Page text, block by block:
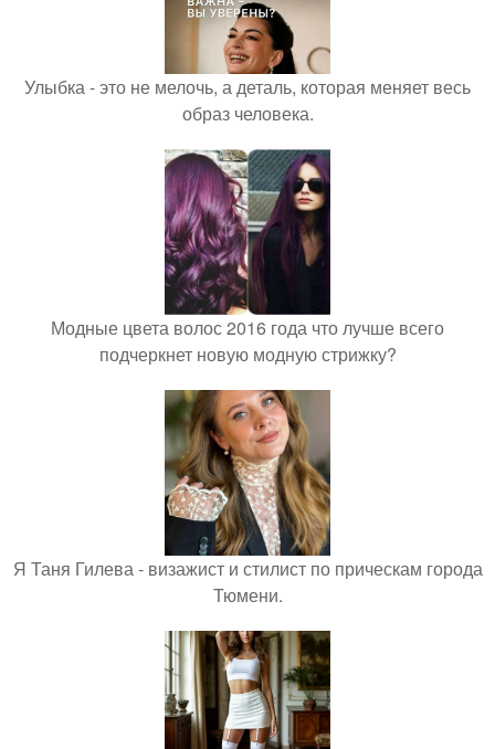
Улыбка - это не мелочь, а деталь, которая меняет весь
образ человека.
Модные цвета волос 2016 года что лучше всего
подчеркнет новую модную стрижку?
Я Таня Гилева - визажист и стилист по прическам города
Тюмени.